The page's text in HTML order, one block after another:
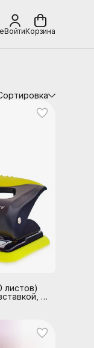
ВойтиКорзина
листов)
с